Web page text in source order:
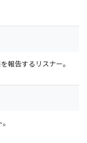
報告するリスナー。